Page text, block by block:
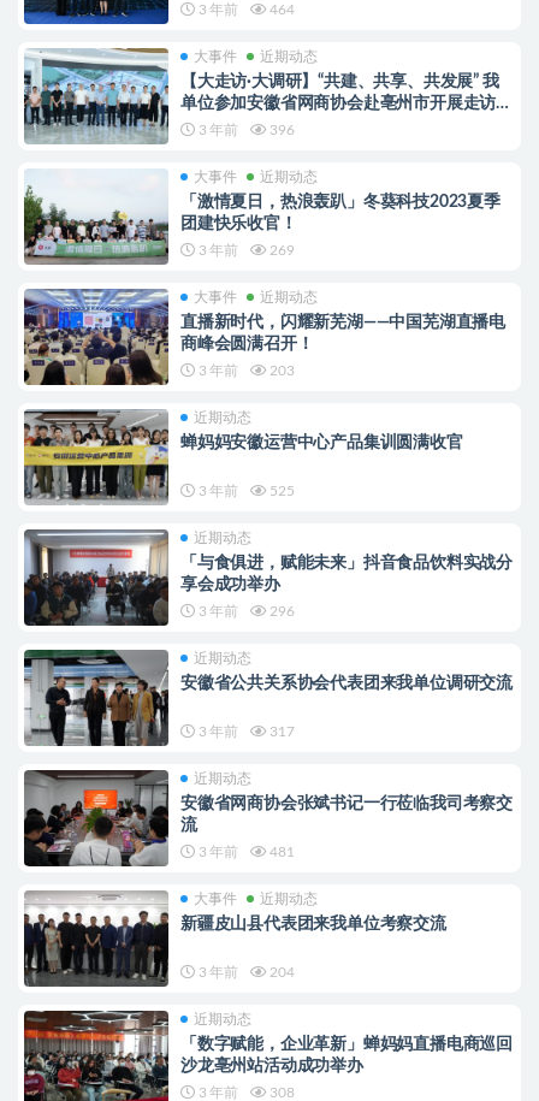
3 年前 464
大事件 近期动态
【大走访·大调研】“共建、共享、共发展” 我
单位参加安徽省网商协会赴亳州市开展走访调
研交流活动
3 年前 396
大事件 近期动态
「激情夏日，热浪轰趴」冬葵科技2023夏季
团建快乐收官！
3 年前 269
大事件 近期动态
直播新时代，闪耀新芜湖——中国芜湖直播电
商峰会圆满召开！
3 年前 203
近期动态
蝉妈妈安徽运营中心产品集训圆满收官
3 年前 525
近期动态
「与食俱进，赋能未来」抖音食品饮料实战分
享会成功举办
3 年前 296
近期动态
安徽省公共关系协会代表团来我单位调研交流
3 年前 317
近期动态
安徽省网商协会张斌书记一行莅临我司考察交
流
3 年前 481
大事件 近期动态
新疆皮山县代表团来我单位考察交流
3 年前 204
近期动态
「数字赋能，企业革新」蝉妈妈直播电商巡回
沙龙亳州站活动成功举办
3 年前 308